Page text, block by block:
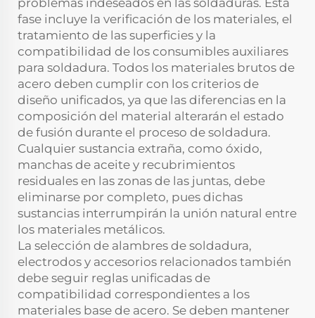
fase incluye la verificación de los materiales, el
tratamiento de las superficies y la
compatibilidad de los consumibles auxiliares
para soldadura. Todos los materiales brutos de
acero deben cumplir con los criterios de
diseño unificados, ya que las diferencias en la
composición del material alterarán el estado
de fusión durante el proceso de soldadura.
Cualquier sustancia extraña, como óxido,
manchas de aceite y recubrimientos
residuales en las zonas de las juntas, debe
eliminarse por completo, pues dichas
sustancias interrumpirán la unión natural entre
los materiales metálicos.
La selección de alambres de soldadura,
electrodos y accesorios relacionados también
debe seguir reglas unificadas de
compatibilidad correspondientes a los
materiales base de acero. Se deben mantener